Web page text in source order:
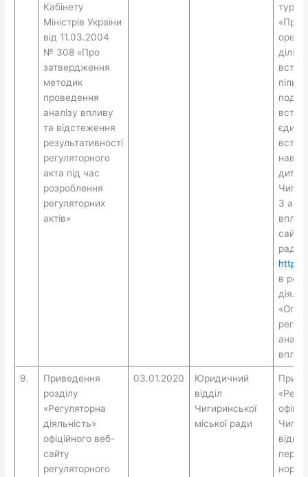
Кабінету
Міністрів України
від 11.03.2004
№ 308 «Про
затвердження
методик
проведення
аналізу впливу
та відстеження
результативності
регуляторного
акта під час
розроблення
регуляторних
актів»
«Про
пільг
З
сайті
ради
в
9.
Приведення
розділу
«Регуляторна
діяльність»
офіційного веб-
сайту
регуляторного
03.01.2020
Юридичний
відділ
Чигиринської
міської ради